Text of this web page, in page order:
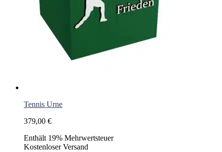
Tennis Urne
379,00 €
Enthält 19% Mehrwertsteuer
Kostenloser Versand